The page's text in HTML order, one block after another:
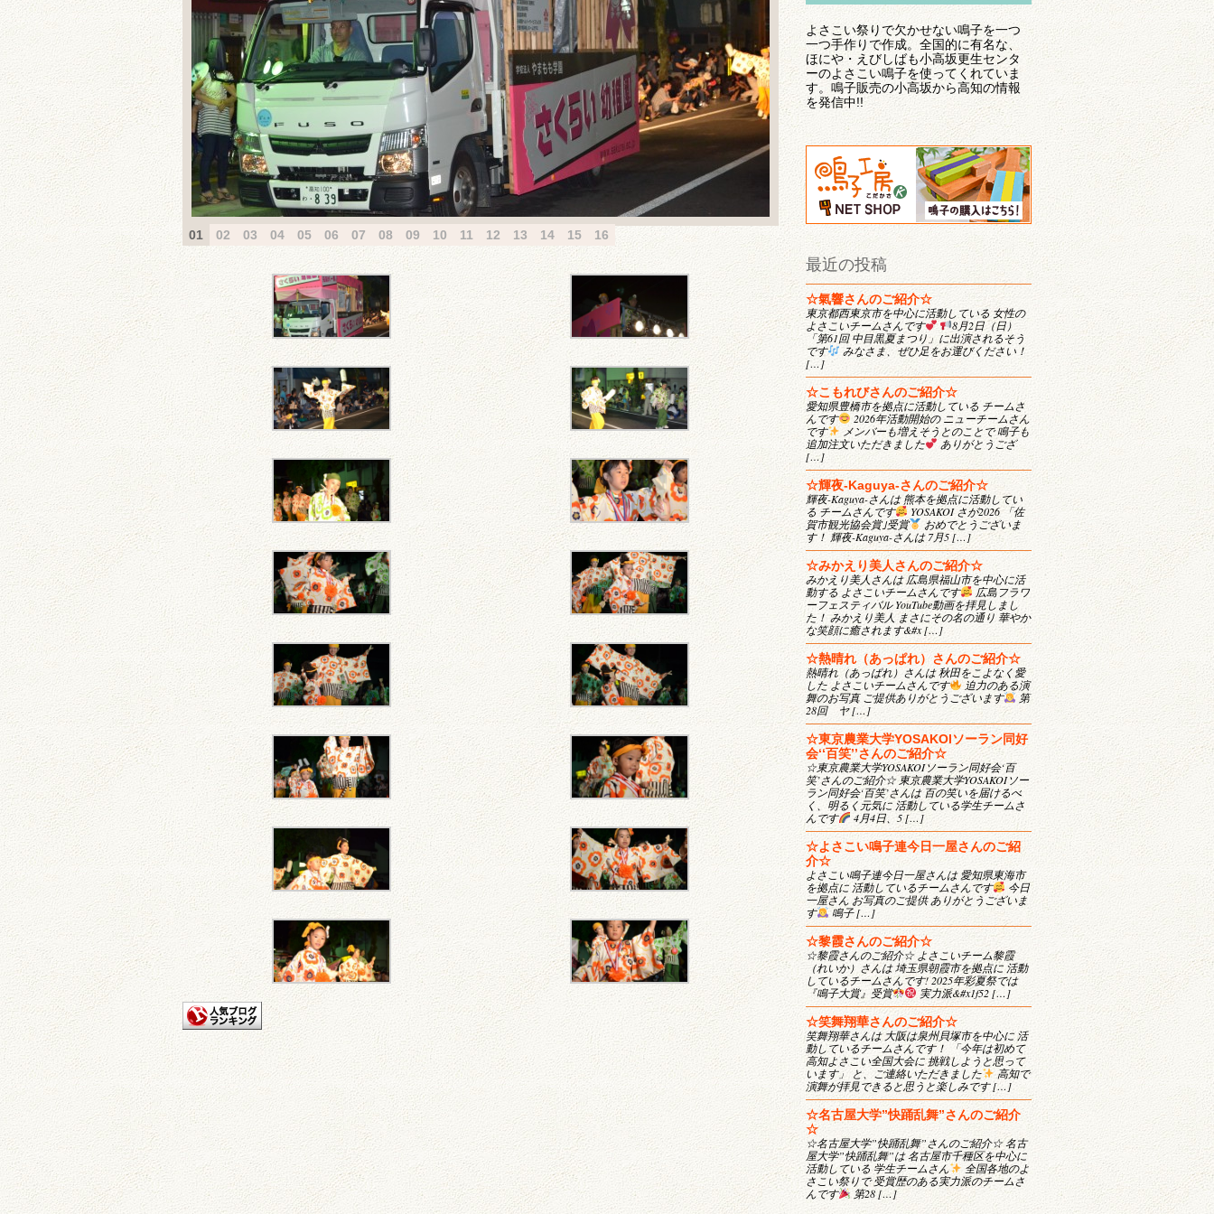
01 02 03 04 05 06 07 08 09 10 11 12 13 14 15 16
よさこい祭りで欠かせない鳴子を一つ
一つ手作りで作成。全国的に有名な、
ほにや・えびしばも小高坂更生センタ
ーのよさこい鳴子を使ってくれていま
す。鳴子販売の小高坂から高知の情報
を発信中!!
最近の投稿
☆氣響さんのご紹介☆
東京都西東京市を中心に活動している 女性の
よさこいチームさんです
8月2日（日）
「第61回 中目黒夏まつり」に出演されるそう
です
みなさま、ぜひ足をお運びください！
[…]
☆こもれびさんのご紹介☆
愛知県豊橋市を拠点に活動している チームさ
んです
2026年活動開始の ニューチームさん
です
メンバーも増えそうとのことで 鳴子も
追加注文いただきました
ありがとうござ
[…]
☆輝夜-Kaguya-さんのご紹介☆
輝夜-Kaguya-さんは 熊本を拠点に活動してい
る チームさんです
YOSAKOI さが2026 「佐
賀市観光協会賞｣受賞
おめでとうございま
す！ 輝夜-Kaguya-さんは 7月5 […]
☆みかえり美人さんのご紹介☆
みかえり美人さんは 広島県福山市を中心に活
動する よさこいチームさんです
広島フラワ
ーフェスティバル YouTube動画を拝見しまし
た！ みかえり美人 まさにその名の通り 華やか
な笑顔に癒されます&#x […]
☆熱晴れ（あっぱれ）さんのご紹介☆
熱晴れ（あっぱれ）さんは 秋田をこよなく愛
した よさこいチームさんです
迫力のある演
舞のお写真 ご提供ありがとうございます
第
28回 ヤ […]
☆東京農業大学YOSAKOIソーラン同好
会‘‘百笑’’さんのご紹介☆
☆東京農業大学YOSAKOIソーラン同好会‘百
笑’さんのご紹介☆ 東京農業大学YOSAKOIソー
ラン同好会‘百笑’さんは 百の笑いを届けるべ
く、明るく元気に 活動している学生チームさ
んです
4月4日、5 […]
☆よさこい鳴子連今日一屋さんのご紹
介☆
よさこい鳴子連今日一屋さんは 愛知県東海市
を拠点に 活動しているチームさんです
今日
一屋さん お写真のご提供 ありがとうございま
す
鳴子 […]
☆黎霞さんのご紹介☆
☆黎霞さんのご紹介☆ よさこいチーム黎霞
（れいか）さんは 埼玉県朝霞市を拠点に 活動
しているチームさんです! 2025年彩夏祭では
『鳴子大賞』受賞
実力派&#x1f52 […]
☆笑舞翔華さんのご紹介☆
笑舞翔華さんは 大阪は泉州貝塚市を中心に 活
動しているチームさんです！ 「今年は初めて
高知よさこい全国大会に 挑戦しようと思って
います」 と、ご連絡いただきました
高知で
演舞が拝見できると思うと楽しみです […]
☆名古屋大学”快踊乱舞”さんのご紹介
☆
☆名古屋大学”快踊乱舞”さんのご紹介☆ 名古
屋大学”快踊乱舞”は 名古屋市千種区を中心に
活動している 学生チームさん
全国各地のよ
さこい祭りで 受賞歴のある実力派のチームさ
んです
第28 […]